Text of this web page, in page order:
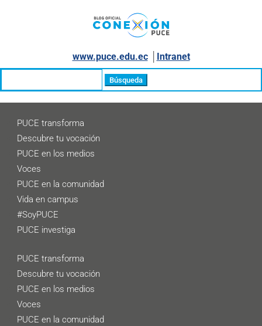
www.puce.edu.ec│ Intranet
PUCE transforma
Descubre tu vocación
PUCE en los medios
Voces
PUCE en la comunidad
Vida en campus
#SoyPUCE
PUCE investiga
PUCE transforma
Descubre tu vocación
PUCE en los medios
Voces
PUCE en la comunidad